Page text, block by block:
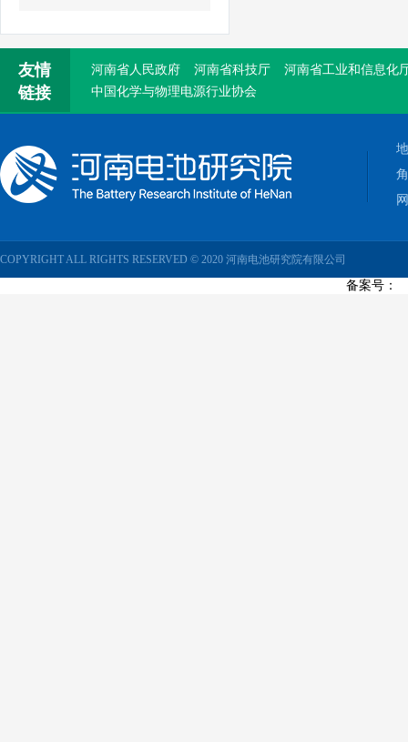
友情
链接
河南省人民政府 河南省科技厅
河南省工业和信息化
中国化学与物理电源行业协会
角
COPYRIGHT ALL RIGHTS RESERVED © 2020 河南电池研究院有限公司
备案号：